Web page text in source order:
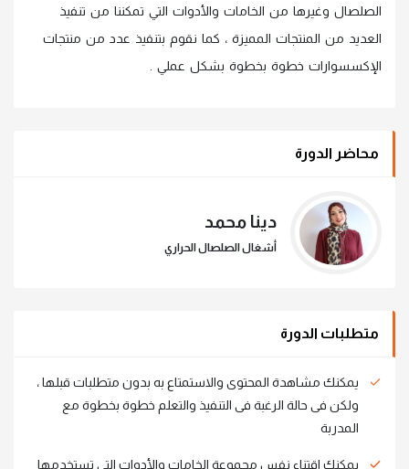
الصلصال وغيرها من الخامات والأدوات التي تمكننا من تنفيذ
العديد من المنتجات المميزة ، كما نقوم بتنفيذ عدد من منتجات
الإكسسوارات خطوة بخطوة بشكل عملي .
محاضر الدورة
دينا محمد
أشغال الصلصال الحراري
متطلبات الدورة
يمكنك مشاهدة المحتوى والاستمتاع به بدون متطلبات قبلها ،
ولكن فى حالة الرغبة فى التنفيذ والتعلم خطوة بخطوة مع
المدربة
يمكنك اقتناء نفس مجموعة الخامات والأدوات التى تستخدمها